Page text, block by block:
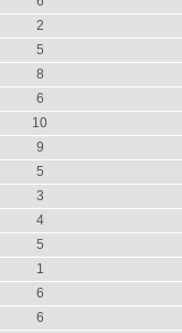
2
5
8
6
10
9
5
3
4
5
1
6
6